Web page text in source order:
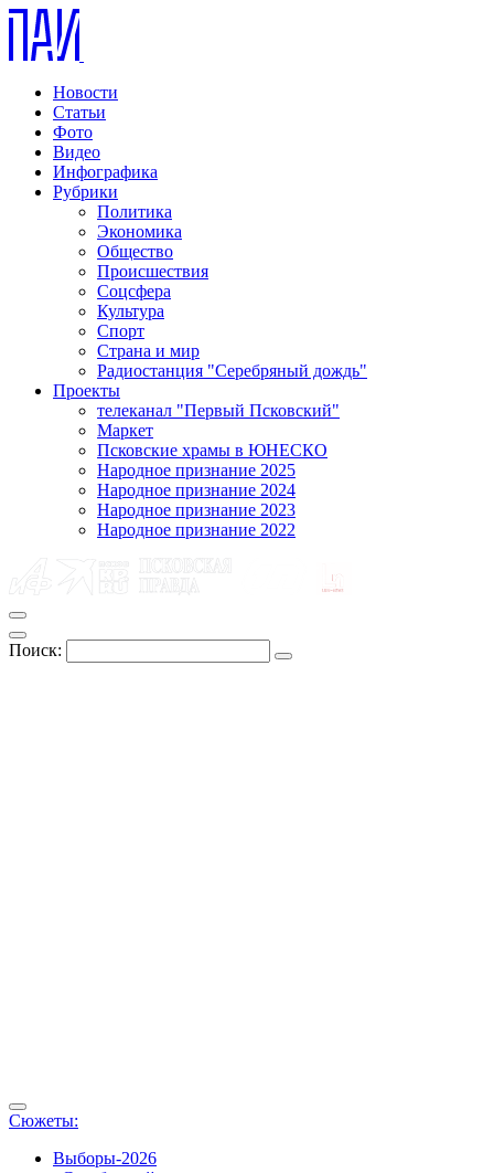
Новости
Статьи
Фото
Видео
Инфографика
Рубрики
Политика
Экономика
Общество
Происшествия
Соцсфера
Культура
Спорт
Страна и мир
Радиостанция "Серебряный дождь"
Проекты
телеканал "Первый Псковский"
Маркет
Псковские храмы в ЮНЕСКО
Народное признание 2025
Народное признание 2024
Народное признание 2023
Народное признание 2022
Поиск:
Сюжеты:
Выборы-2026